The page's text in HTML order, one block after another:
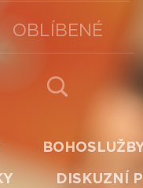
OBLÍBENÉ
DISKUZNÍ